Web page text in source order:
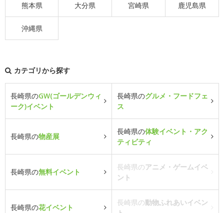
熊本県 大分県 宮崎県 鹿児島県
沖縄県
カテゴリから探す
長崎県のGW(ゴールデンウィ
ーク)イベント
長崎県のグルメ・フードフェ
ス
長崎県の物産展
長崎県の体験イベント・アク
ティビティ
長崎県の無料イベント
長崎県のアニメ・ゲームイベ
ント
長崎県の花イベント
長崎県の動物ふれあいイベン